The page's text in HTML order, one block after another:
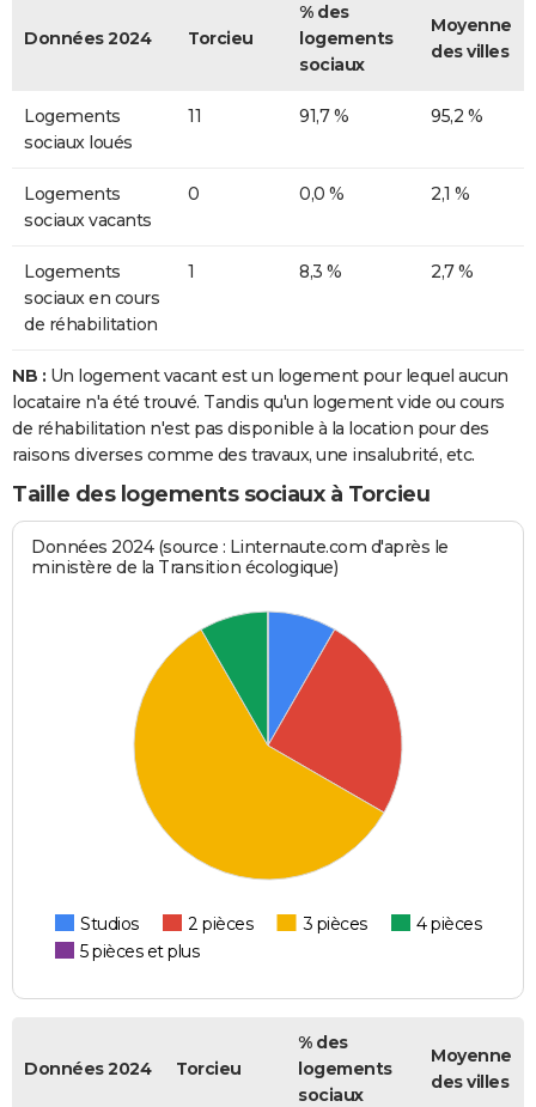
Données 2024 Torcieu
% des
logements
sociaux
Moyenne
des villes
Logements
sociaux loués
11 91,7 % 95,2 %
Logements
sociaux vacants
0 0,0 % 2,1 %
Logements
sociaux en cours
de réhabilitation
1 8,3 % 2,7 %
NB : Un logement vacant est un logement pour lequel aucun
locataire n'a été trouvé. Tandis qu'un logement vide ou cours
de réhabilitation n'est pas disponible à la location pour des
raisons diverses comme des travaux, une insalubrité, etc.
Taille des logements sociaux à Torcieu
Données 2024 (source : Linternaute.com d'après le
ministère de la Transition écologique)
Studios 2 pièces 3 pièces
4 pièces
5 pièces et plus
Données 2024 Torcieu
% des
logements
sociaux
Moyenne
des villes